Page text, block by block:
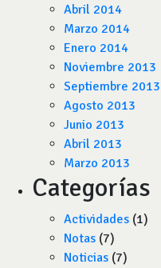
Abril 2014
Marzo 2014
Enero 2014
Noviembre 2013
Septiembre 2013
Agosto 2013
Junio 2013
Abril 2013
Marzo 2013
Categorías
Actividades (1)
Notas (7)
Noticias (7)